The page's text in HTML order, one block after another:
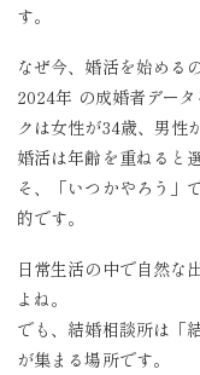
す。
なぜ今、婚活を始める
2024年 の成婚者デー
クは女性が34歳、男性
婚活は年齢を重ねると
そ、「いつかやろう」
的です。
日常生活の中で自然な
よね。
でも、結婚相談所は「
が集まる場所です。